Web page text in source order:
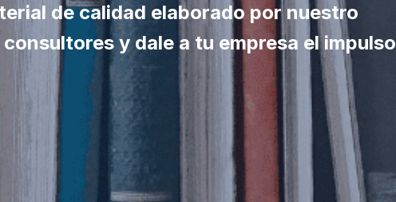
de calidad elaborado por nuestro
y dale a tu empresa el impulso